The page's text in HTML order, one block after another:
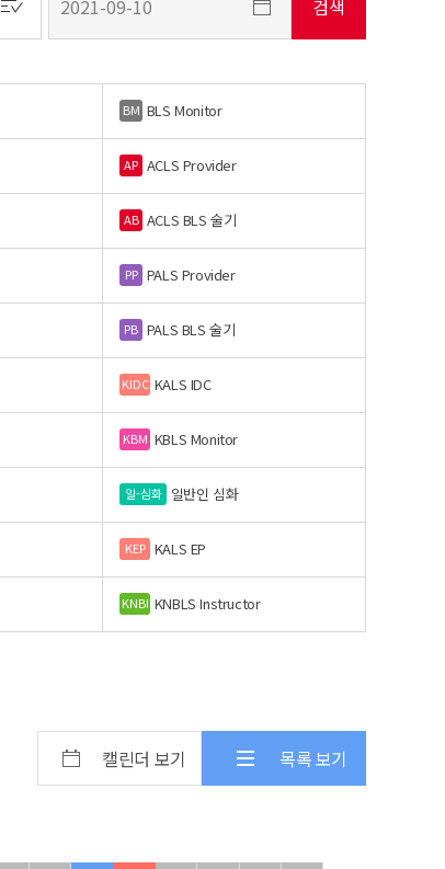
BM BLS Monitor
AP ACLS Provider
AB ACLS BLS 술기
PP PALS Provider
PB PALS BLS 술기
KIDC KALS IDC
KBM KBLS Monitor
일-심화 일반인 심화
KEP KALS EP
KNBI KNBLS Instructor
캘린더 보기 목록 보기